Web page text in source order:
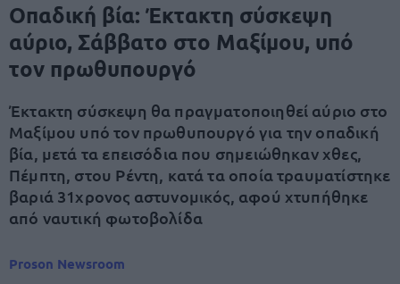
Οπαδική βία: Έκτακτη σύσκεψη
αύριο, Σάββατο στο Μαξίμου, υπό
τον πρωθυπουργό
Έκτακτη σύσκεψη θα πραγματοποιηθεί αύριο στο
Μαξίμου υπό τον πρωθυπουργό για την οπαδική
βία, μετά τα επεισόδια που σημειώθηκαν χθες,
Πέμπτη, στου Ρέντη, κατά τα οποία τραυματίστηκε
βαριά 31χρονος αστυνομικός, αφού χτυπήθηκε
από ναυτική φωτοβολίδα
Proson Newsroom